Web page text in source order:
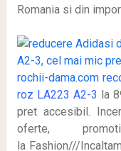
Romania si din
rochii-dama.com
roz LA223 A2-3 la
pret accesibil.
oferte,
la Fashion///